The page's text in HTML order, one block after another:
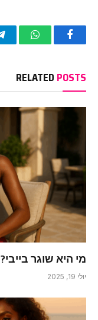
Facebook
RELATED POSTS
מי היא שוגר
יולי 19, 2025